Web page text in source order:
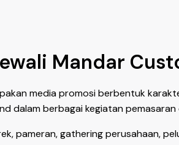
Mandar
media promosi berbentuk
dalam berbagai kegiatan pemasaran
pameran, gathering perusahaan,